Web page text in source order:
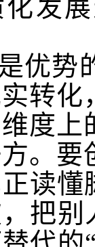
化发
优势
转化
度上
。要
读懂
把别